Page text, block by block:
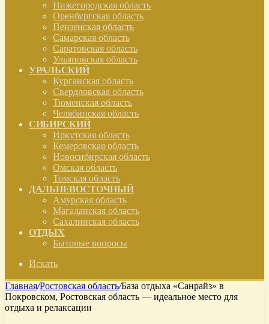
Нижегородская область
Оренбургская область
Пензенская область
Самарская область
Саратовская область
Ульяновская область
УРАЛЬСКИЙ
Курганская область
Свердловская область
Тюменская область
Челябинская область
СИБИРСКИЙ
Иркутская область
Кемеровская область
Новосибирская область
Омская область
Томская область
ДАЛЬНЕВОСТОЧНЫЙ
Амурская область
Магаданская область
Сахалинская область
ОТДЫХ
Бытовые вопросы
Искать
Главная/Ростовская область/База отдыха «Санрайз» в
Покровском, Ростовская область — идеальное место для
отдыха и релаксации